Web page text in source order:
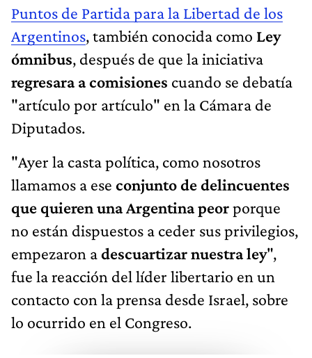
Puntos de Partida para la Libertad de los
Argentinos, también conocida como Ley
ómnibus, después de que la iniciativa
regresara a comisiones cuando se debatía
"artículo por artículo" en la Cámara de
Diputados.
"Ayer la casta política, como nosotros
llamamos a ese conjunto de delincuentes
que quieren una Argentina peorporque
no están dispuestos a ceder sus privilegios,
empezaron adescuartizar nuestra ley",
fue la reacción del líder libertario en un
contacto con la prensa desde Israel, sobre
lo ocurrido en el Congreso.